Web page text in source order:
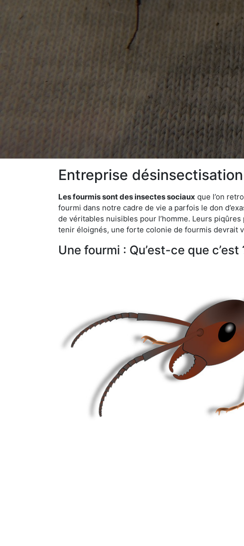
Entreprise
Les fourmis sont des insectes sociaux que l’on
fourmi dans notre cadre de vie a parfois le don
de véritables nuisibles pour l’homme. Leurs
tenir éloignés, une forte colonie de fourmis devrait
Une fourmi : Qu’est-ce que c’est